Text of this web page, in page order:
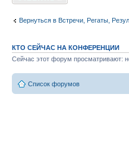
Вернуться в Встречи, Регаты,
КТО СЕЙЧАС НА КОНФЕРЕНЦИИ
Сейчас этот форум просматривают:
Список форумов